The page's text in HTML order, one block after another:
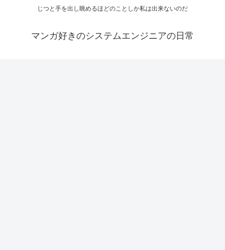
じつと手を出し眺めるほどのことしか私は出来ないのだ
マンガ好きのシステムエンジニアの日常